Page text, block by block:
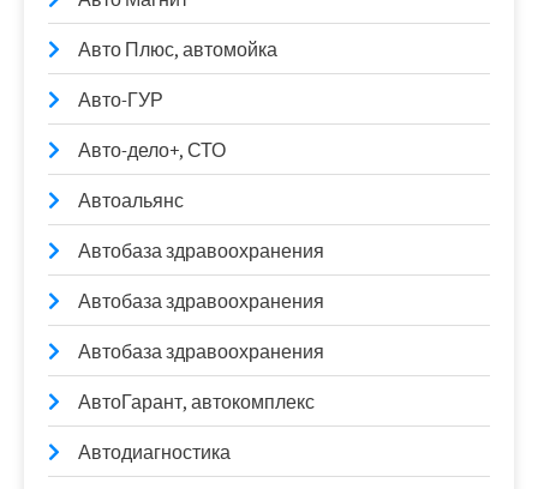
Авто Плюс, автомойка
Авто-ГУР
Авто-дело+, СТО
Автоальянс
Автобаза здравоохранения
Автобаза здравоохранения
Автобаза здравоохранения
АвтоГарант, автокомплекс
Автодиагностика